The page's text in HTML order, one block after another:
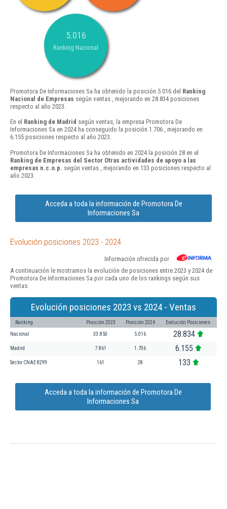
5.016
Ranking Nacional
Promotora De Informaciones Sa ha obtenido la posición 5.016 del Ranking
Nacional de Empresas según ventas , mejorando en 28.834 posiciones
respecto al año 2023.
En el Ranking de Madrid según ventas, la empresa Promotora De
Informaciones Sa en 2024 ha conseguido la posición 1.706 , mejorando en
6.155 posiciones respecto al año 2023.
Promotora De Informaciones Sa ha obtenido en 2024 la posición 28 en el
Ranking de Empresas del Sector Otras actividades de apoyo a las
empresas n.c.o.p. según ventas , mejorando en 133 posiciones respecto al
año 2023.
Acceda a toda la información de Promotora De
Informaciones Sa
Evolución posiciones 2023 - 2024
Información ofrecida por
A continuación le mostramos la evolución de posiciones entre 2023 y 2024 de
Promotora De Informaciones Sa por cada uno de los rankings según sus
ventas:
Evolución posiciones 2023 vs 2024 - Ventas
Ranking Posición 2023 Posición 2024 Evolución Posiciones
Nacional 33.850 5.016 28.834
Madrid 7.861 1.706 6.155
Sector CNAE 8299 161 28 133
Acceda a toda la información de Promotora De
Informaciones Sa